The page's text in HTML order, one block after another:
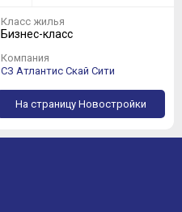
Класс жилья
Бизнес-класс
Компания
СЗ Атлантис Скай Сити
На страницу Новостройки